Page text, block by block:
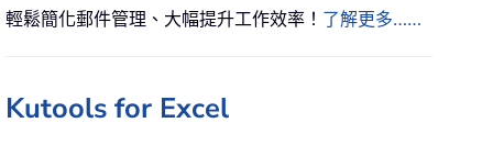
輕鬆簡化郵件管理、大幅提升工作效率！ 了解更多……
Kutools for Excel